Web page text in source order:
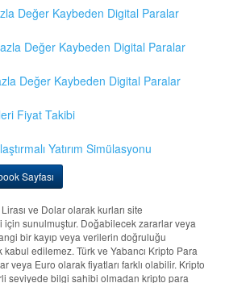
Değer Kaybeden Digital Paralar
Değer Kaybeden Digital Paralar
Değer Kaybeden Digital Paralar
Fiyat Takibi
Yatırım Simülasyonu
Sayfası
ve Dolar olarak kurları site
sunulmuştur. Doğabilecek zararlar veya
bir kayıp veya verilerin doğruluğu
edilemez. Türk ve Yabancı Kripto Para
veya Euro olarak fiyatları farklı olabilir. Kripto
seviyede bilgi sahibi olmadan kripto para